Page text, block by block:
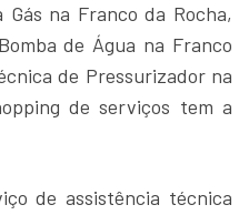
na Franco da Rocha,
de Água na Franco
de Pressurizador na
de serviços tem a
de assistência técnica